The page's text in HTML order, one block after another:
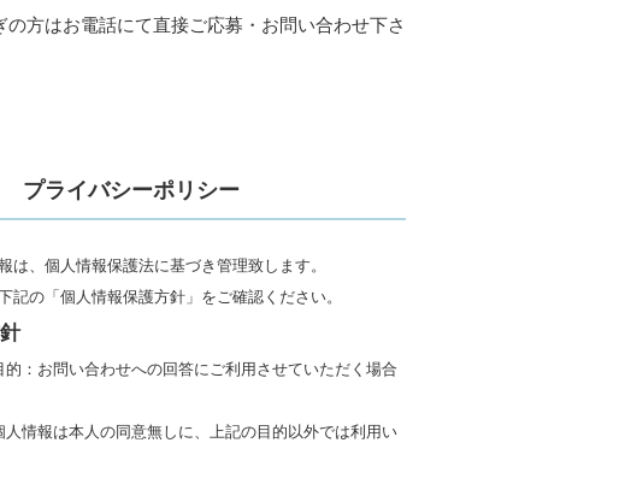
方はお電話にて直接ご応募・お問い合わせ下さ
プライバシーポリシー
は、個人情報保護法に基づき管理致します。
記の「個人情報保護方針」をご確認ください。
的：お問い合わせへの回答にご利用させていただく場合
人情報は本人の同意無しに、上記の目的以外では利用い